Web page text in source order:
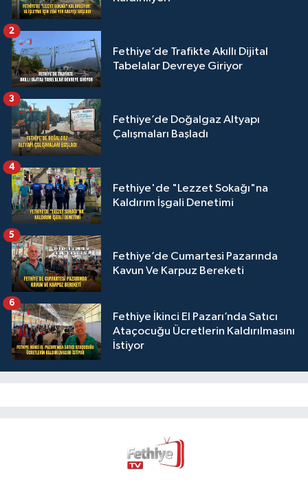
Fethiye’de Trafikte Akıllı Dijital
Tabelalar Devreye Giriyor
2
Fethiye’de Doğalgaz Altyapı
Çalışmaları Başladı
3
Fethiye'de "Lezzet Sokağı"na
Kaldırım İşgali Denetimi
4
Fethiye’de Cumartesi Pazarında
Kavun Ve Karpuz Bereketi
5
Fethiye İkinci El Pazarı’nda Satıcı
Ataçocuğu Ücretlerin Kaldırılmasını
İstiyor
6